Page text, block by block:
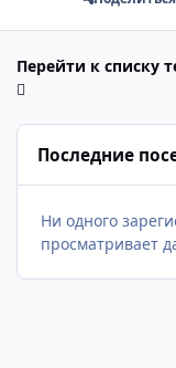
Перейти к списку
Последние
Ни одного
просматривает